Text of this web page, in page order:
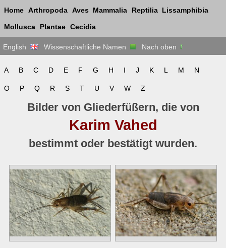
Home Arthropoda Aves Mammalia Reptilia Lissamphibia
Mollusca Plantae Cecidia
English Wissenschaftliche Namen Nach oben
A B C D E F G H I J K L M N
O P Q R S T U V W Z
Bilder von Gliederfüßern, die von
Karim Vahed
bestimmt oder bestätigt wurden.